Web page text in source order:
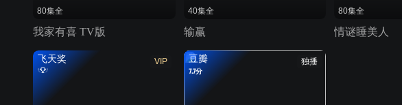
80集全
我家有喜 TV版
40集全
输赢
80集全
情谜睡美人
VIP
飞天奖 独播
豆瓣
7.7分